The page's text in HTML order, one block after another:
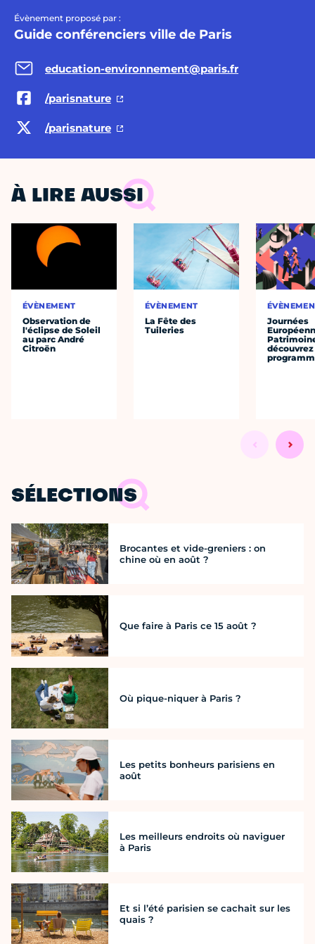
Évènement proposé par :
Guide conférenciers ville de Paris
education-environnement@paris.fr
/parisnature
/parisnature
À LIRE AUSSI
ÉVÈNEMENT
Observation de
l'éclipse de Soleil
au parc André
Citroën
ÉVÈNEMENT
La Fête des
Tuileries
Journées
SÉLECTIONS
Brocantes et vide-greniers : on
chine où en août ?
Que faire à Paris ce 15 août ?
Où pique-niquer à Paris ?
Les petits bonheurs parisiens en
août
Les meilleurs endroits où naviguer
à Paris
Et si l’été parisien se cachait sur les
quais ?